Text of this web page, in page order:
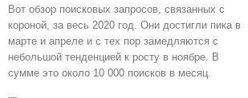
Вот обзор поисковых запросов, связанных с
короной, за весь 2020 год. Они достигли пика в
марте и апреле и с тех пор замедляются с
небольшой тенденцией к росту в ноябре. В
сумме это около 10 000 поисков в месяц.